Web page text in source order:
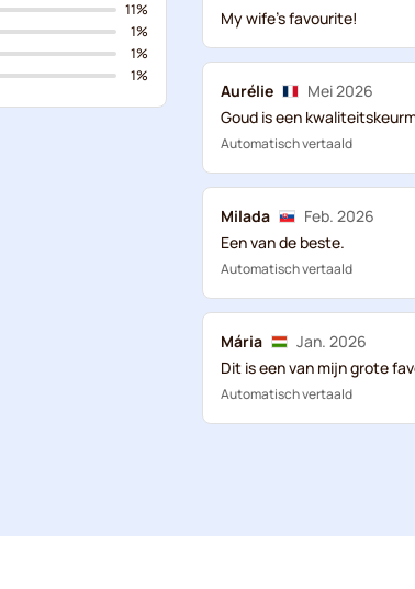
11%
1%
1%
1%
My wife's favourite!
Aurélie
Mei 2026
Goud is een
Automatisch vertaald
Milada
Feb. 2026
Een van de beste.
Automatisch vertaald
Mária
Jan. 2026
Dit is een van mijn grote
Automatisch vertaald